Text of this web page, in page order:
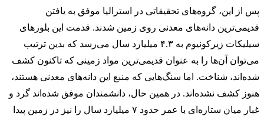
پس از این، گروه‌های تحقیقاتی در استرالیا موفق به یافتن
قدیمی‌ترین دانه‌های معدنی روی زمین شدند. قدمت این بلورهای
سیلیکات زیرکونیوم به ۴.۳ میلیارد سال می‌رسد که بدین ترتیب
می‌توان آن‌ها را به عنوان قدیمی‌ترین مواد زمینی که تاکنون کشف
شده‌اند، شناخت. اما سنگ‌هایی که منبع این دانه‌های معدنی هستند،
هنوز کشف نشده‌اند. در همین حال، دانشمندان موفق شده‌اند گرد و
غبار میان ستاره‌ای با عمر حدود ۷ میلیارد سال را نیز در زمین پیدا